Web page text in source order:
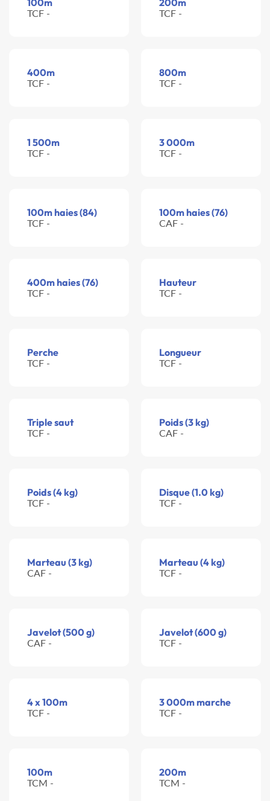
100m
TCF -
200m
TCF -
400m
TCF -
800m
TCF -
1 500m
TCF -
3 000m
TCF -
100m haies (84)
TCF -
100m haies (76)
CAF -
400m haies (76)
TCF -
Hauteur
TCF -
Perche
TCF -
Longueur
TCF -
Triple saut
TCF -
Poids (3 kg)
CAF -
Poids (4 kg)
TCF -
Disque (1.0 kg)
TCF -
Marteau (3 kg)
CAF -
Marteau (4 kg)
TCF -
Javelot (500 g)
CAF -
Javelot (600 g)
TCF -
4 x 100m
TCF -
3 000m marche
TCF -
100m
TCM -
200m
TCM -